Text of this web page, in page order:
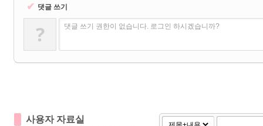
✔ 댓글 쓰기
? 댓글 쓰기 권한이 없습니다. 로그인 하시겠습니까?
사용자 자료실